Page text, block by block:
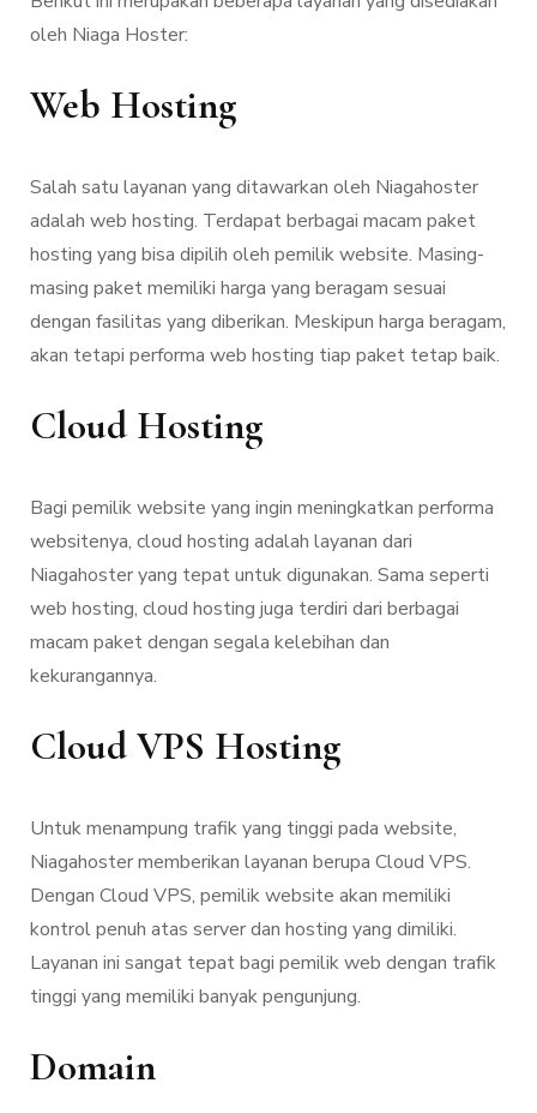
oleh Niaga Hoster:
Web Hosting
Salah satu layanan yang ditawarkan oleh Niagahoster
adalah web hosting. Terdapat berbagai macam paket
hosting yang bisa dipilih oleh pemilik website. Masing-
masing paket memiliki harga yang beragam sesuai
dengan fasilitas yang diberikan. Meskipun harga beragam,
akan tetapi performa web hosting tiap paket tetap baik.
Cloud Hosting
Bagi pemilik website yang ingin meningkatkan performa
websitenya, cloud hosting adalah layanan dari
Niagahoster yang tepat untuk digunakan. Sama seperti
web hosting, cloud hosting juga terdiri dari berbagai
macam paket dengan segala kelebihan dan
kekurangannya.
Cloud VPS Hosting
Untuk menampung trafik yang tinggi pada website,
Niagahoster memberikan layanan berupa Cloud VPS.
Dengan Cloud VPS, pemilik website akan memiliki
kontrol penuh atas server dan hosting yang dimiliki.
Layanan ini sangat tepat bagi pemilik web dengan trafik
tinggi yang memiliki banyak pengunjung.
Domain